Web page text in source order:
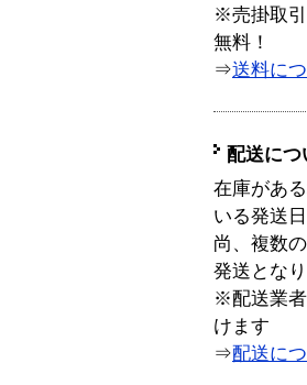
※売掛取引
無料！
⇒送料に
配送につ
在庫があ
いる発送
尚、複数
発送となり
※配送業
けます
⇒配送に